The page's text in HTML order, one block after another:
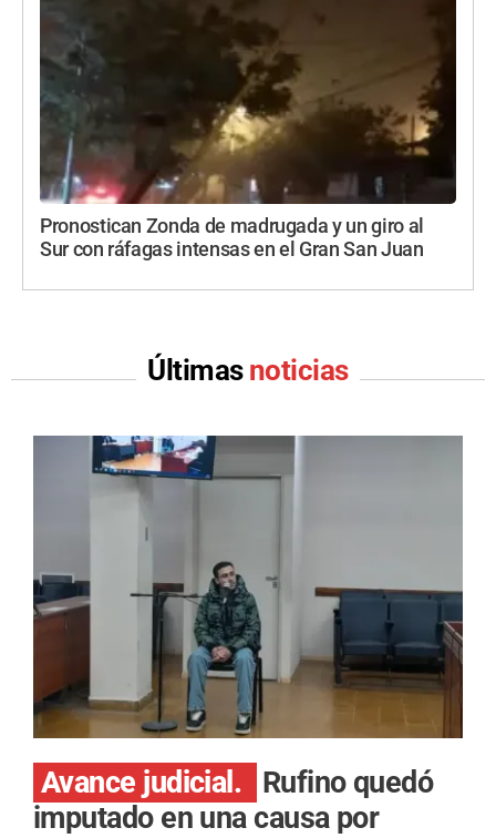
Pronostican Zonda de madrugada y un giro al
Sur con ráfagas intensas en el Gran San Juan
Últimas noticias
Avance judicial.
Rufino quedó
imputado en una causa por